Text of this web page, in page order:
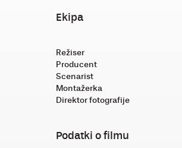
Ekipa
Režiser
Producent
Scenarist
Montažerka
Direktor fotografije
Podatki o filmu